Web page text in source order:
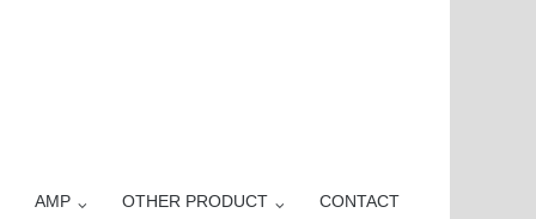
AMP OTHER PRODUCT CONTACT